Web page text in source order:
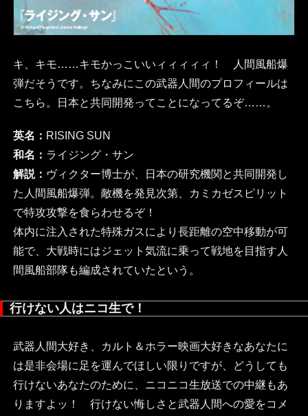
キ、キモ……キモかっこいいィィィィィ！ 人間風船爆
弾だそうです。ちなみにこの武器人間のプロフィールは
こちら。日本と共同開発ってことになってるぞ……。
英名： RISING SUN
和名： ライジング・サン
解説： ヴィクター博士が、日本の研究機関と共同開発し
た人間風船爆弾。敵機を発見次第、カミカゼスピリット
で特攻攻撃を食らわせるぞ！
体内に注入された特殊ガスにより長距離の空中移動が可
能で、大戦時にはジェット気流に乗って戦地を目指す人
間風船部隊も編成されていたという。
行けない人はニコ生で！
武器人間大好き、カルト＆ホラー映画大好きなあなたに
は是非会場に足を運んでほしい限りですが、どうしても
行けないあなたのために、ニコニコ生放送での中継もあ
りますよッ！ 行けない悔しさと武器人間への愛をコメ